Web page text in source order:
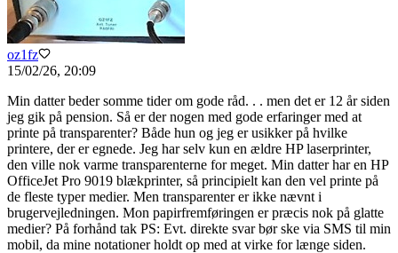
oz1fz
15/02/26, 20:09
Min datter beder somme tider om gode råd. . . men det er 12 år siden
jeg gik på pension. Så er der nogen med gode erfaringer med at
printe på transparenter? Både hun og jeg er usikker på hvilke
printere, der er egnede. Jeg har selv kun en ældre HP laserprinter,
den ville nok varme transparenterne for meget. Min datter har en HP
OfficeJet Pro 9019 blækprinter, så principielt kan den vel printe på
de fleste typer medier. Men transparenter er ikke nævnt i
brugervejledningen. Mon papirfremføringen er præcis nok på glatte
medier? På forhånd tak PS: Evt. direkte svar bør ske via SMS til min
mobil, da mine notationer holdt op med at virke for længe siden.